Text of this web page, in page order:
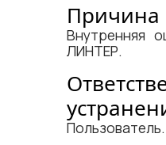
Внутренняя
ЛИНТЕР.
Пользователь.